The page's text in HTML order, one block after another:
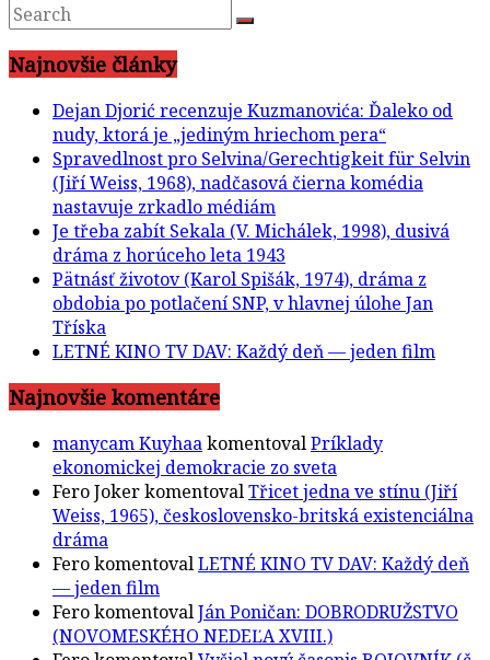
Najnovšie články
Dejan Djorić recenzuje Kuzmanovića: Ďaleko od
Spravedlnost pro Selvina/Gerechtigkeit für Selvin
(Jiří Weiss, 1968), nadčasová čierna komédia
nastavuje zrkadlo médiám
Je třeba zabít Sekala (V. Michálek, 1998), dusivá
dráma z horúceho leta 1943
Pätnásť životov (Karol Spišák, 1974), dráma z
obdobia po potlačení SNP, v hlavnej úlohe Jan
Tříska
LETNÉ KINO TV DAV: Každý deň — jeden film
Najnovšie komentáre
manycam Kuyhaakomentoval
Fero JokerkomentovalTřicet jedna ve stínu (Jiří
Weiss, 1965), československo-britská existenciálna
dráma
FerokomentovalLETNÉ KINO TV DAV: Každý deň
— jeden film
FerokomentovalJán Poničan: DOBRODRUŽSTVO
(NOVOMESKÉHO NEDEĽA XVIII.)
FerokomentovalVyšiel nový časopis BOJOVNÍK (č.
6/2026): Spomienka na Kalište, zmeny v SZPB a